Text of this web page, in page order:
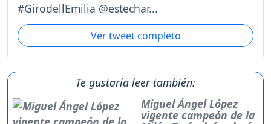
#GirodellEmilia @estechar...
Ver tweet completo
Te gustaría leer también:
Miguel Ángel López
vigente campeón de la